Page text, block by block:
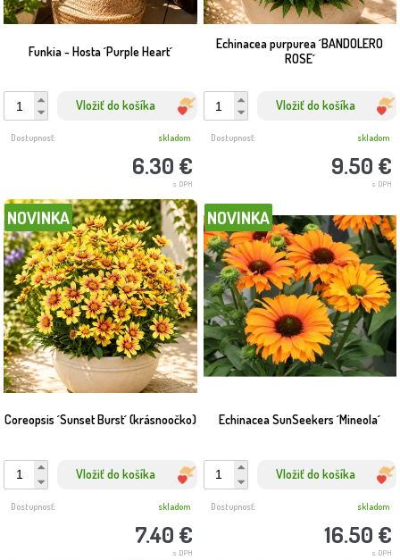
Funkia - Hosta ´Purple Heart´
Vložiť do košíka
6.30 €
s DPH
Dostupnosť: skladom
Echinacea purpurea ´BANDOLERO
ROSE´
Vložiť do košíka
9.50 €
s DPH
Dostupnosť: skladom
Coreopsis ´Sunset Burst´ (krásnoočko)
NOVINKA
Vložiť do košíka
7.40 €
s DPH
Dostupnosť: skladom
Echinacea SunSeekers ´Mineola´
NOVINKA
Vložiť do košíka
16.50 €
s DPH
Dostupnosť: skladom